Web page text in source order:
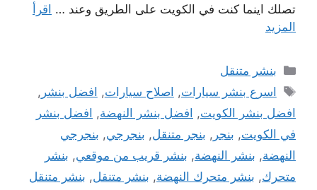
تصلك اينما كنت في الكويت على الطريق وعند … اقرأ
المزيد
التصنيفات
بنشر متنقل
الوسوم
اسرع بنشر سيارات, اصلاح سيارات, افضل بنشر ,
افضل بنشر الكويت, افضل بنشر النهضة, افضل بنشر
في الكويت, بنجر , بنجر متنقل, بنجرجي, بنجرجي
النهضة, بنشر النهضة, بنشر قريب من موقعي, بنشر
متحرك, بنشر متحرك النهضة, بنشر متنقل, بنشر متنقل